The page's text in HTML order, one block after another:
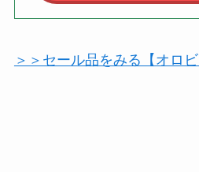
＞＞セール品をみる【オロ